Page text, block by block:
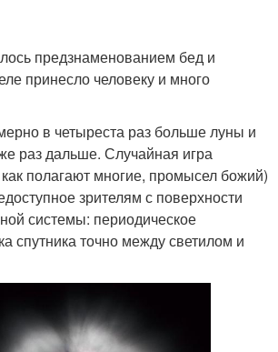
предзнаменованием бед и
принесло человеку и много
в четыреста раз больше луны и
раз дальше. Случайная игра
полагают многие, промысел божий)
зрителям с поверхности
системы: периодическое
спутника точно между светилом и